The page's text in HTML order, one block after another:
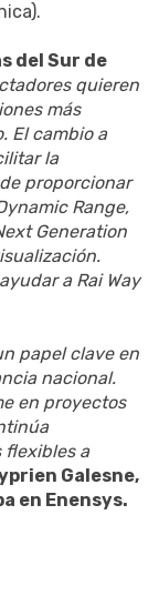
del Sur de
quieren
más
El cambio a
la
proporcionar
Range,
Generation
a Rai Way
papel clave en
nacional.
en proyectos
flexibles a
Galesne,
en Enensys.